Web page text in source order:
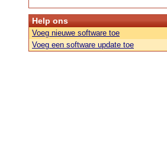
Help ons
Voeg nieuwe software toe
Voeg een software update toe